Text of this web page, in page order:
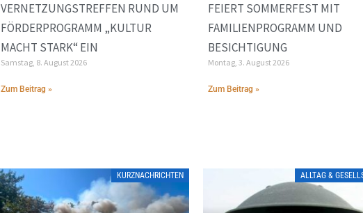
VERNETZUNGSTREFFEN RUND UM
FÖRDERPROGRAMM „KULTUR
MACHT STARK“ EIN
Samstag, 8. August 2026
Zum Beitrag »
FEIERT SOMMERFEST MIT
FAMILIENPROGRAMM UND
BESICHTIGUNG
Montag, 3. August 2026
Zum Beitrag »
KURZNACHRICHTEN ALLTAG &